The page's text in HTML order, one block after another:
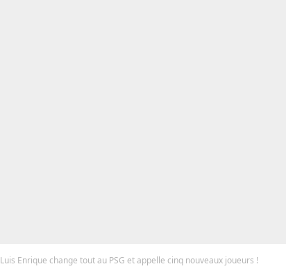
Luis Enrique change tout au PSG et appelle cinq nouveaux joueurs !